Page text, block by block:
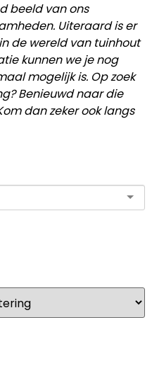
beeld van ons
Uiteraard is er
de wereld van tuinhout
kunnen we je nog
mogelijk is. Op zoek
Benieuwd naar die
dan zeker ook langs